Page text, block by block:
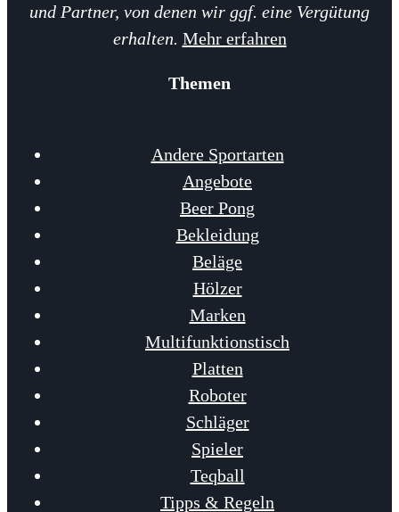
und Partner, von denen wir ggf. eine Vergütung
erhalten. Mehr erfahren
Themen
Andere Sportarten
Angebote
Beer Pong
Bekleidung
Beläge
Hölzer
Marken
Multifunktionstisch
Platten
Roboter
Schläger
Spieler
Teqball
Tipps & Regeln